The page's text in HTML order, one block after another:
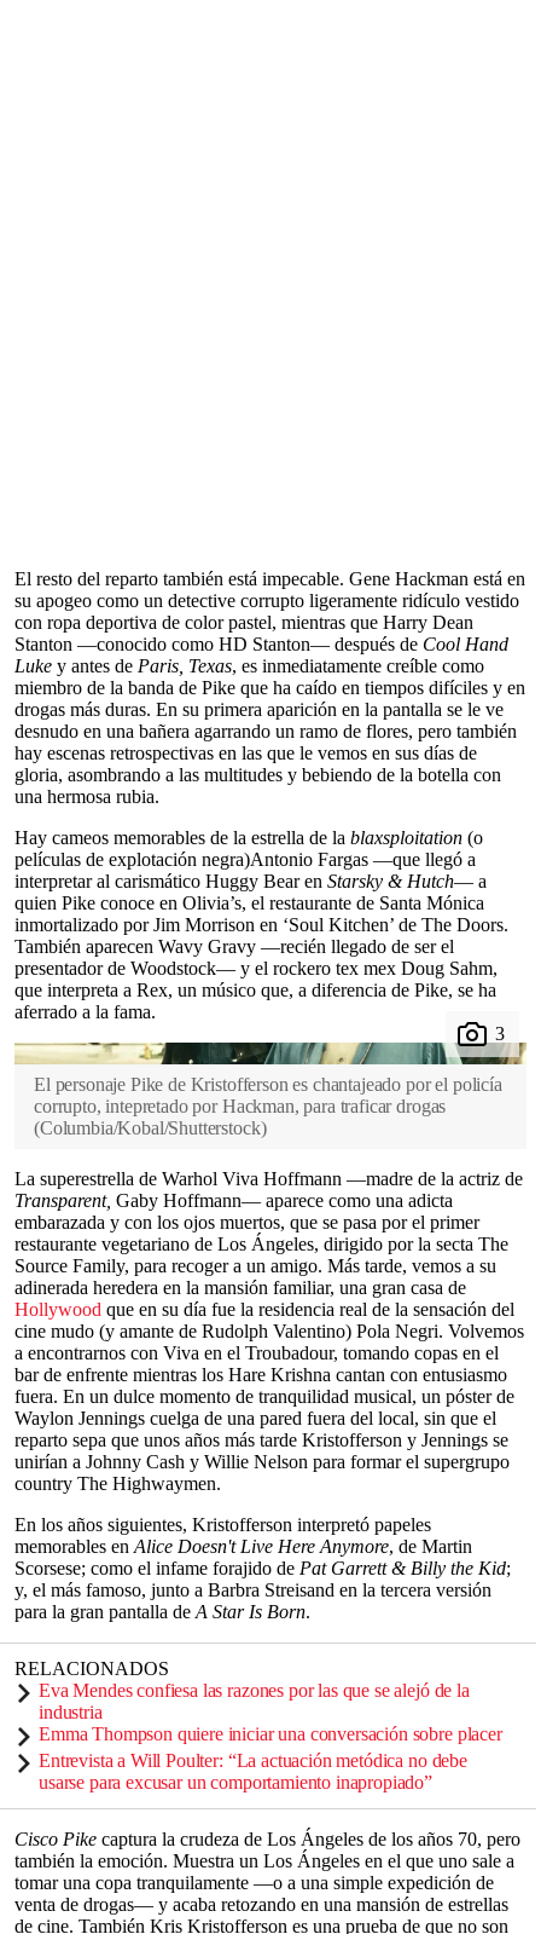
El resto del reparto también está impecable. Gene Hackman está en
su apogeo como un detective corrupto ligeramente ridículo vestido
con ropa deportiva de color pastel, mientras que Harry Dean
Stanton —conocido como HD Stanton— después de Cool Hand
Luke y antes de Paris, Texas, es inmediatamente creíble como
miembro de la banda de Pike que ha caído en tiempos difíciles y en
drogas más duras. En su primera aparición en la pantalla se le ve
desnudo en una bañera agarrando un ramo de flores, pero también
hay escenas retrospectivas en las que le vemos en sus días de
gloria, asombrando a las multitudes y bebiendo de la botella con
una hermosa rubia.
Hay cameos memorables de la estrella de la blaxsploitation (o
películas de explotación negra)Antonio Fargas —que llegó a
interpretar al carismático Huggy Bear en Starsky & Hutch— a
quien Pike conoce en Olivia’s, el restaurante de Santa Mónica
inmortalizado por Jim Morrison en ‘Soul Kitchen’ de The Doors.
También aparecen Wavy Gravy —recién llegado de ser el
presentador de Woodstock— y el rockero tex mex Doug Sahm,
que interpreta a Rex, un músico que, a diferencia de Pike, se ha
aferrado a la fama.
El personaje Pike de Kristofferson es chantajeado por el policía
corrupto, intepretado por Hackman, para traficar drogas
(Columbia/Kobal/Shutterstock)
La superestrella de Warhol Viva Hoffmann —madre de la actriz de
Transparent, Gaby Hoffmann— aparece como una adicta
embarazada y con los ojos muertos, que se pasa por el primer
restaurante vegetariano de Los Ángeles, dirigido por la secta The
Source Family, para recoger a un amigo. Más tarde, vemos a su
adinerada heredera en la mansión familiar, una gran casa de
Hollywood que en su día fue la residencia real de la sensación del
cine mudo (y amante de Rudolph Valentino) Pola Negri. Volvemos
a encontrarnos con Viva en el Troubadour, tomando copas en el
bar de enfrente mientras los Hare Krishna cantan con entusiasmo
fuera. En un dulce momento de tranquilidad musical, un póster de
Waylon Jennings cuelga de una pared fuera del local, sin que el
reparto sepa que unos años más tarde Kristofferson y Jennings se
unirían a Johnny Cash y Willie Nelson para formar el supergrupo
country The Highwaymen.
En los años siguientes, Kristofferson interpretó papeles
memorables en Alice Doesn't Live Here Anymore, de Martin
Scorsese; como el infame forajido de Pat Garrett & Billy the Kid;
y, el más famoso, junto a Barbra Streisand en la tercera versión
para la gran pantalla de A Star Is Born.
RELACIONADOS
Eva Mendes confiesa las razones por las que se alejó de la
industria
Emma Thompson quiere iniciar una conversación sobre placer
Entrevista a Will Poulter: “La actuación metódica no debe
usarse para excusar un comportamiento inapropiado”
Cisco Pike captura la crudeza de Los Ángeles de los años 70, pero
también la emoción. Muestra un Los Ángeles en el que uno sale a
tomar una copa tranquilamente —o a una simple expedición de
venta de drogas— y acaba retozando en una mansión de estrellas
de cine. También Kris Kristofferson es una prueba de que no son